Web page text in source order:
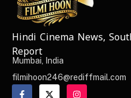
NEWS ELEMENTOR
Hindi Cinema News,
Report
Mumbai, India
filmihoon246@rediffmail.com